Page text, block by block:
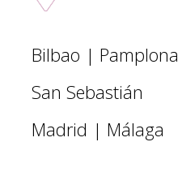
Bilbao | Pamplona
San Sebastián
Madrid | Málaga